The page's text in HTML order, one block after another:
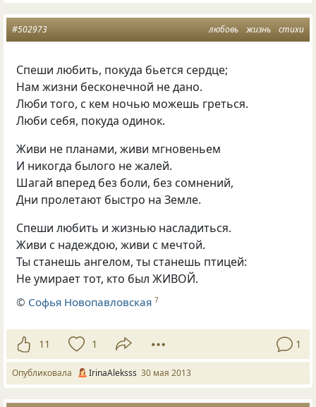
любовь жизнь стихи
#502973
Спеши любить, покуда бьется сердце;
Нам жизни бесконечной не дано.
Люби того, с кем ночью можешь греться.
Люби себя, покуда одинок.
Живи не планами, живи мгновеньем
И никогда былого не жалей.
Шагай вперед без боли, без сомнений,
Дни пролетают быстро на Земле.
Спеши любить и жизнью насладиться.
Живи с надеждою, живи с мечтой.
Ты станешь ангелом, ты станешь птицей:
Не умирает тот, кто был ЖИВОЙ.
© Софья Новопавловская 7
11 1 1
Опубликовала IrinaAleksss 30 мая 2013